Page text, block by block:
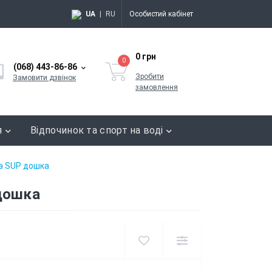
UA RU Особистий кабінет
(068) 443-86-86
Замовити дзвінок
0 0 грн
Зробити
замовлення
Відпочинок та спорт на воді
SUP дошка